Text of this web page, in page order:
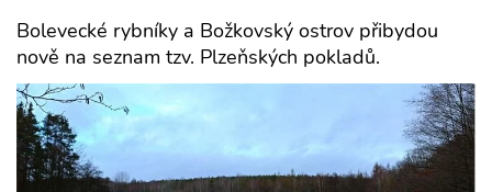
Bolevecké rybníky a Božkovský ostrov přibydou
nově na seznam tzv. Plzeňských pokladů.